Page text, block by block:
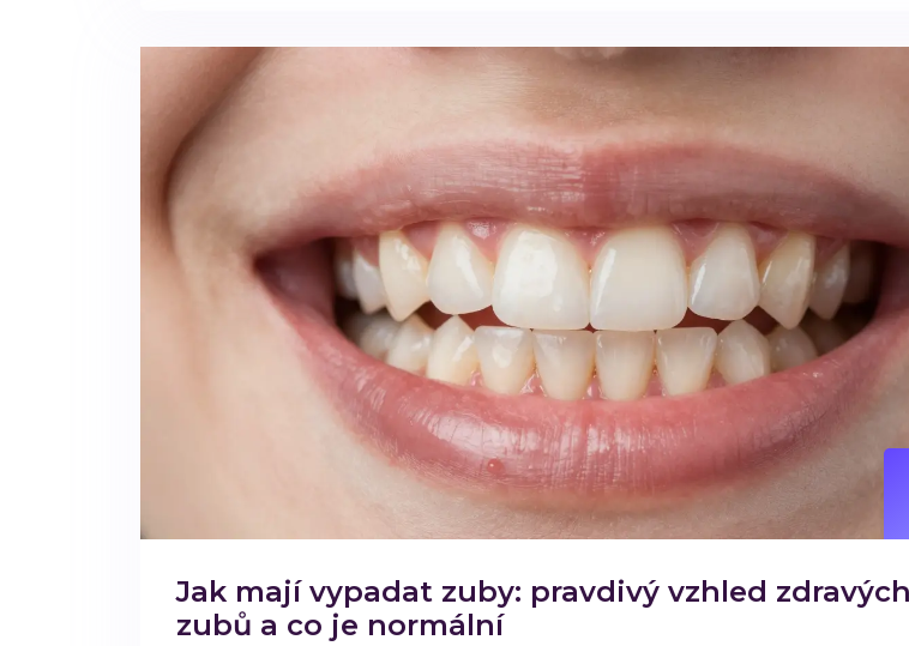
Jak mají vypadat zuby: pravdivý vzhled zdravých
zubů a co je normální